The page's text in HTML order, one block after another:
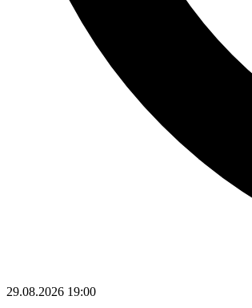
29.08.2026 19:00